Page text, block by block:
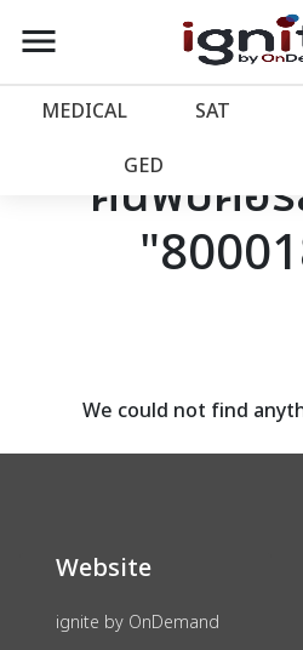
account_balance หน้าแรก
เว็บไซต์อิกไนท์
โปรโมชั่น
assignment ลงทะเบียน
menu
MEDICAL SAT
GED
ค้นพบคอร์
We could not find
Website
ignite by OnDemand